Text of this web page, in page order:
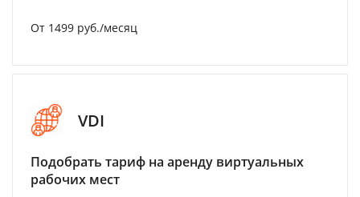
От 1499 руб./месяц
VDI
Подобрать тариф на аренду виртуальных
рабочих мест